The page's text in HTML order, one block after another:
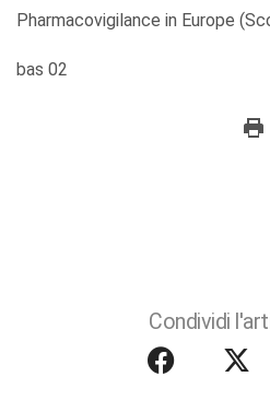
Pharmacovigilance in Europe
bas 02
Condividi